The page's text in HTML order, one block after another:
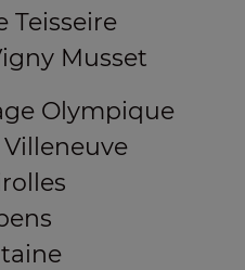
Teisseire
Musset
Olympique